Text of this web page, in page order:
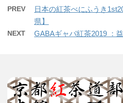
PREV
日本の紅茶べにふうき
県】
NEXT GABAギャバ紅茶2019 ：